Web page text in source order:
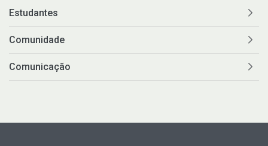
Estudantes
Comunidade
Comunicação